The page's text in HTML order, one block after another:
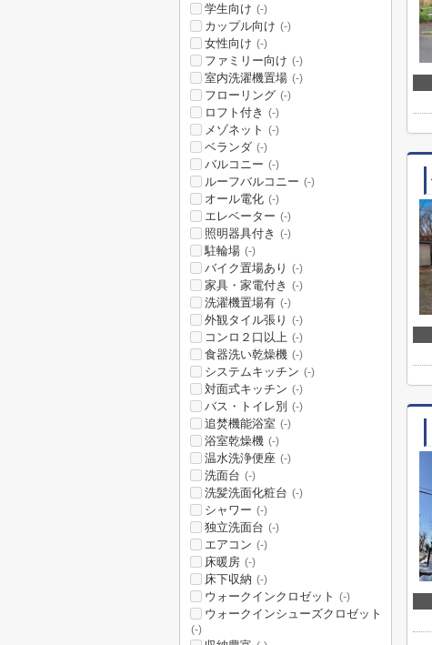
学生向け (-)
カップル向け (-)
女性向け (-)
ファミリー向け (-)
室内洗濯機置場 (-)
フローリング (-)
ロフト付き (-)
メゾネット (-)
ベランダ (-)
バルコニー (-)
ルーフバルコニー (-)
オール電化 (-)
エレベーター (-)
照明器具付き (-)
駐輪場 (-)
バイク置場あり (-)
家具・家電付き (-)
洗濯機置場有 (-)
外観タイル張り (-)
コンロ２口以上 (-)
食器洗い乾燥機 (-)
システムキッチン (-)
対面式キッチン (-)
バス・トイレ別 (-)
追焚機能浴室 (-)
浴室乾燥機 (-)
温水洗浄便座 (-)
洗面台 (-)
洗髪洗面化粧台 (-)
シャワー (-)
独立洗面台 (-)
エアコン (-)
床暖房 (-)
床下収納 (-)
ウォークインクロゼット (-)
ウォークインシューズクロゼット
(-)